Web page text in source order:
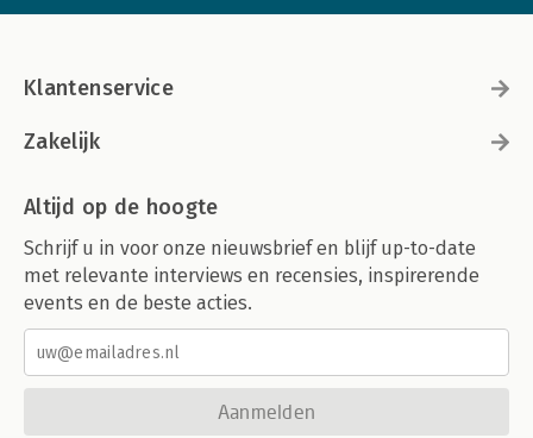
Klantenservice
Zakelijk
Altijd op de hoogte
Schrijf u in voor onze nieuwsbrief en blijf up-to-date
met relevante interviews en recensies, inspirerende
events en de beste acties.
Aanmelden